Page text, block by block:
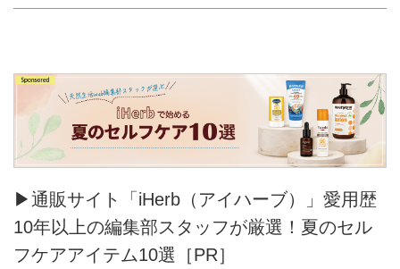
▶通販サイト「iHerb（アイハーブ）」愛用歴
10年以上の編集部スタッフが厳選！夏のセル
フケアアイテム10選［PR］